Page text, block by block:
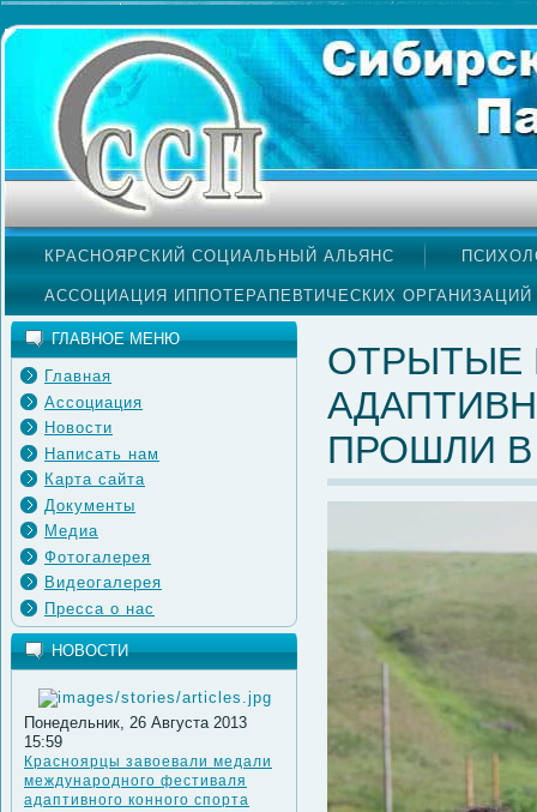
КРАСНОЯРСКИЙ СОЦИАЛЬНЫЙ АЛЬЯНС
АССОЦИАЦИЯ ИППОТЕРАПЕВТИЧЕСКИХ
ГЛАВНОЕ МЕНЮ
Главная
Ассоциация
Новости
Написать нам
Карта сайта
Документы
Медиа
Фотогалерея
Видеогалерея
Пресса о нас
НОВОСТИ
Понедельник, 26 Августа 2013
15:59
Красноярцы завоевали медали
международного фестиваля
адаптивного конного спорта
ОТРЫТЫЕ
ПРОШЛИ